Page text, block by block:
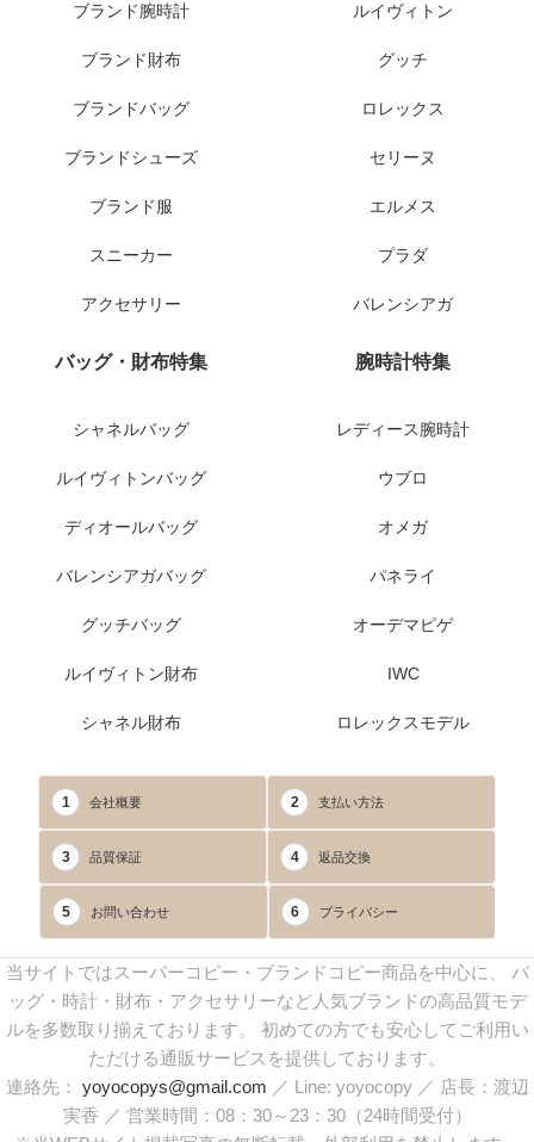
ブランド腕時計
ブランド財布
ブランドバッグ
ブランドシューズ
ブランド服
スニーカー
アクセサリー
ルイヴィトン
グッチ
ロレックス
セリーヌ
エルメス
プラダ
バレンシアガ
バッグ・財布特集
シャネルバッグ
ルイヴィトンバッグ
ディオールバッグ
バレンシアガバッグ
グッチバッグ
ルイヴィトン財布
シャネル財布
腕時計特集
レディース腕時計
ウブロ
オメガ
パネライ
オーデマピゲ
IWC
ロレックスモデル
1 会社概要 2 支払い方法
3 品質保証 4 返品交換
5 お問い合わせ 6 プライバシー
当サイトではスーパーコピー・ブランドコピー商品を中心に、 バ
ッグ・時計・財布・アクセサリーなど人気ブランドの高品質モデ
ルを多数取り揃えております。 初めての方でも安心してご利用い
ただける通販サービスを提供しております。
連絡先： yoyocopys@gmail.com ／ Line: yoyocopy ／ 店長：渡辺
実香 ／ 営業時間：08：30～23：30（24時間受付）